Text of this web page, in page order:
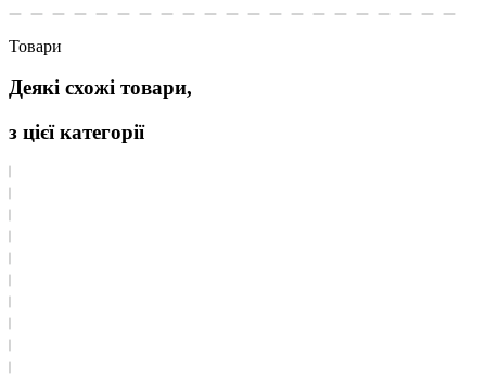
Товари
Деякі схожі товари,
з цієї категорії